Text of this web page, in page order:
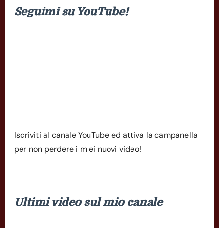
Seguimi su YouTube!
Iscriviti al canale YouTube ed attiva la campanella
per non perdere i miei nuovi video!
Ultimi video sul mio canale